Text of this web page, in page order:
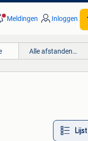
Meldingen Inloggen
Alle afstanden…
Lijst